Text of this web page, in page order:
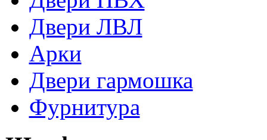
Двери ЛВЛ
Арки
Двери гармошка
Фурнитура